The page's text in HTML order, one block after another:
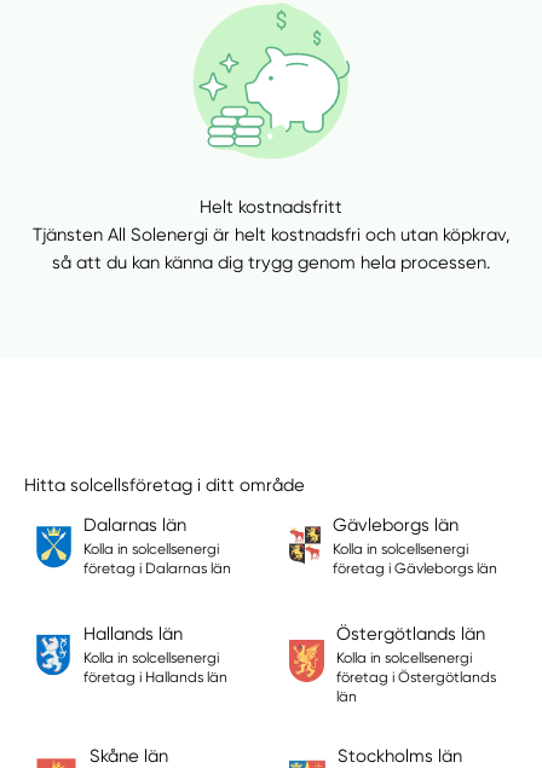
Helt kostnadsfritt
Tjänsten All Solenergi är helt kostnadsfri och utan köpkrav,
så att du kan känna dig trygg genom hela processen.
Hitta solcellsföretag i ditt område
Dalarnas län
Kolla in solcellsenergi
företag i Dalarnas län
Gävleborgs län
Kolla in solcellsenergi
företag i Gävleborgs län
Hallands län
Kolla in solcellsenergi
företag i Hallands län
Östergötlands län
Kolla in solcellsenergi
företag i Östergötlands
län
Skåne län Stockholms län